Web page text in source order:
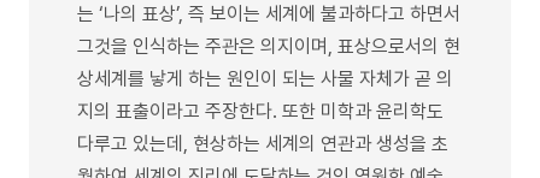
는 ‘나의 표상’, 즉 보이는 세계에 불과하다고 하면서
그것을 인식하는 주관은 의지이며, 표상으로서의 현
상세계를 낳게 하는 원인이 되는 사물 자체가 곧 의
지의 표출이라고 주장한다. 또한 미학과 윤리학도
다루고 있는데, 현상하는 세계의 연관과 생성을 초